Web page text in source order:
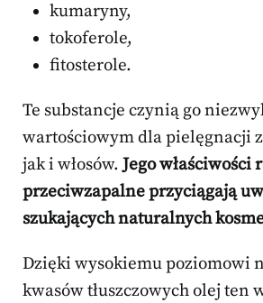
kumaryny,
tokoferole,
fitosterole.
Te substancje czynią go
wartościowym dla pielęgnacji
jak i włosów.Jego właściwości
przeciwzapalne przyciągają
szukających naturalnych
Dzięki wysokiemu poziomowi
kwasów tłuszczowych olej ten